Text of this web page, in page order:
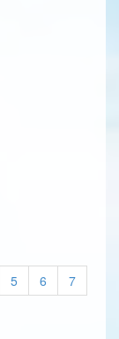
5 6
7